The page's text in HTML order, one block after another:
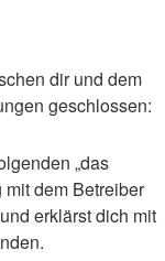
dir und dem
geschlossen:
„das
dem Betreiber
erklärst dich mit